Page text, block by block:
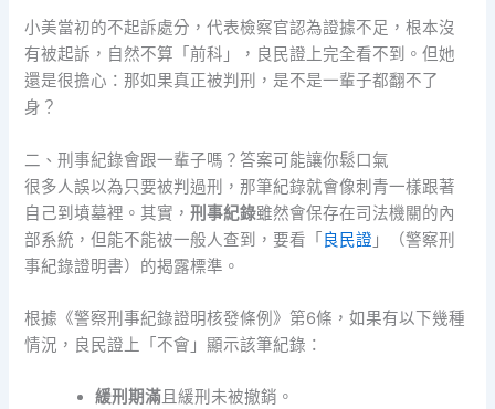
小美當初的不起訴處分，代表檢察官認為證據不足，根本沒
有被起訴，自然不算「前科」，良民證上完全看不到。但她
還是很擔心：那如果真正被判刑，是不是一輩子都翻不了
身？
二、刑事紀錄會跟一輩子嗎？答案可能讓你鬆口氣
很多人誤以為只要被判過刑，那筆紀錄就會像刺青一樣跟著
自己到墳墓裡。其實，刑事紀錄雖然會保存在司法機關的內
部系統，但能不能被一般人查到，要看「 良民證 」（警察刑
事紀錄證明書）的揭露標準。
根據《警察刑事紀錄證明核發條例》第6條，如果有以下幾種
情況，良民證上「不會」顯示該筆紀錄：
緩刑期滿 且緩刑未被撤銷。